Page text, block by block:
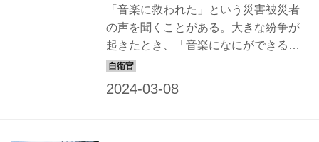
衛官の舞台は部隊。この記事では海上
自衛隊音楽隊の活動の一例を紹介しよ
う。 自衛隊初の“歌姫”を誕生させた海
自の音楽...
「音楽に救われた」という災害被災者
の声を聞くことがある。大きな紛争が
起きたとき、「音楽になにができるだ
ろう？」と自問する音楽家がいる。 は